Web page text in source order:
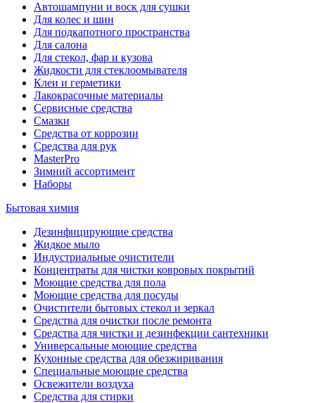
Автошампуни и воск для сушки
Для колес и шин
Для подкапотного пространства
Для салона
Для стекол, фар и кузова
Жидкости для стеклоомывателя
Клеи и герметики
Лакокрасочные материалы
Сервисные средства
Смазки
Средства от коррозии
Средства для рук
MasterPro
Зимний ассортимент
Наборы
Бытовая химия
Дезинфицирующие средства
Жидкое мыло
Индустриальные очистители
Концентраты для чистки ковровых покрытий
Моющие средства для пола
Моющие средства для посуды
Очистители бытовых стекол и зеркал
Средства для очистки после ремонта
Средства для чистки и дезинфекции сантехники
Универсальные моющие средства
Кухонные средства для обезжиривания
Специальные моющие средства
Освежители воздуха
Средства для стирки